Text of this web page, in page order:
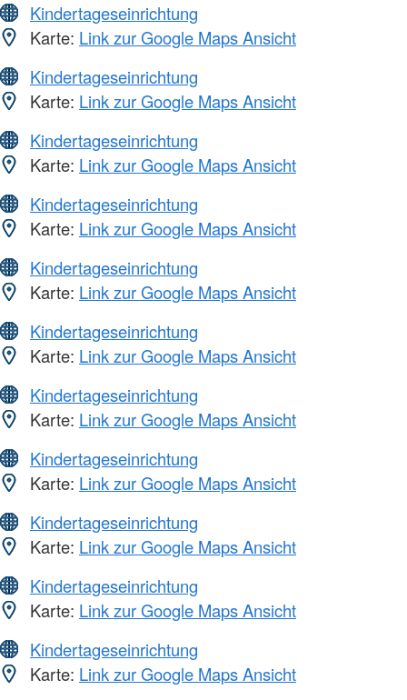
Kindertageseinrichtung
Karte: Link zur Google Maps Ansicht
Kindertageseinrichtung
Karte: Link zur Google Maps Ansicht
Kindertageseinrichtung
Karte: Link zur Google Maps Ansicht
Kindertageseinrichtung
Karte: Link zur Google Maps Ansicht
Kindertageseinrichtung
Karte: Link zur Google Maps Ansicht
Kindertageseinrichtung
Karte: Link zur Google Maps Ansicht
Kindertageseinrichtung
Karte: Link zur Google Maps Ansicht
Kindertageseinrichtung
Karte: Link zur Google Maps Ansicht
Kindertageseinrichtung
Karte: Link zur Google Maps Ansicht
Kindertageseinrichtung
Karte: Link zur Google Maps Ansicht
Kindertageseinrichtung
Karte: Link zur Google Maps Ansicht